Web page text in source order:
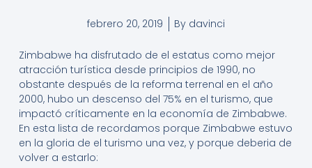
febrero 20, 2019 By davinci
Zimbabwe ha disfrutado de el estatus como mejor
atracción turística desde principios de 1990, no
obstante después de la reforma terrenal en el año
2000, hubo un descenso del 75% en el turismo, que
impactó críticamente en la economía de Zimbabwe.
En esta lista de recordamos porque Zimbabwe estuvo
en la gloria de el turismo una vez, y porque deberia de
volver a estarlo: